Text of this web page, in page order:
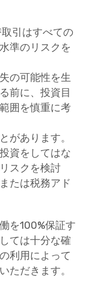
引はすべての
準のリスクを
の可能性を生
前に、投資目
囲を慎重に考
があります。
資をしてはな
スクを検討
たは税務アド
を100%保証す
ては十分な確
利用によって
ただきます。